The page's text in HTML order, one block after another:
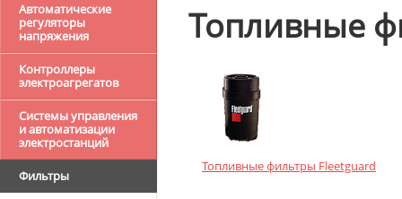
Автоматические
регуляторы
напряжения
Контроллеры
электроагрегатов
Системы управления
и автоматизации
электростанций
Фильтры
Топливные
Топливные фильтры Fleetguard